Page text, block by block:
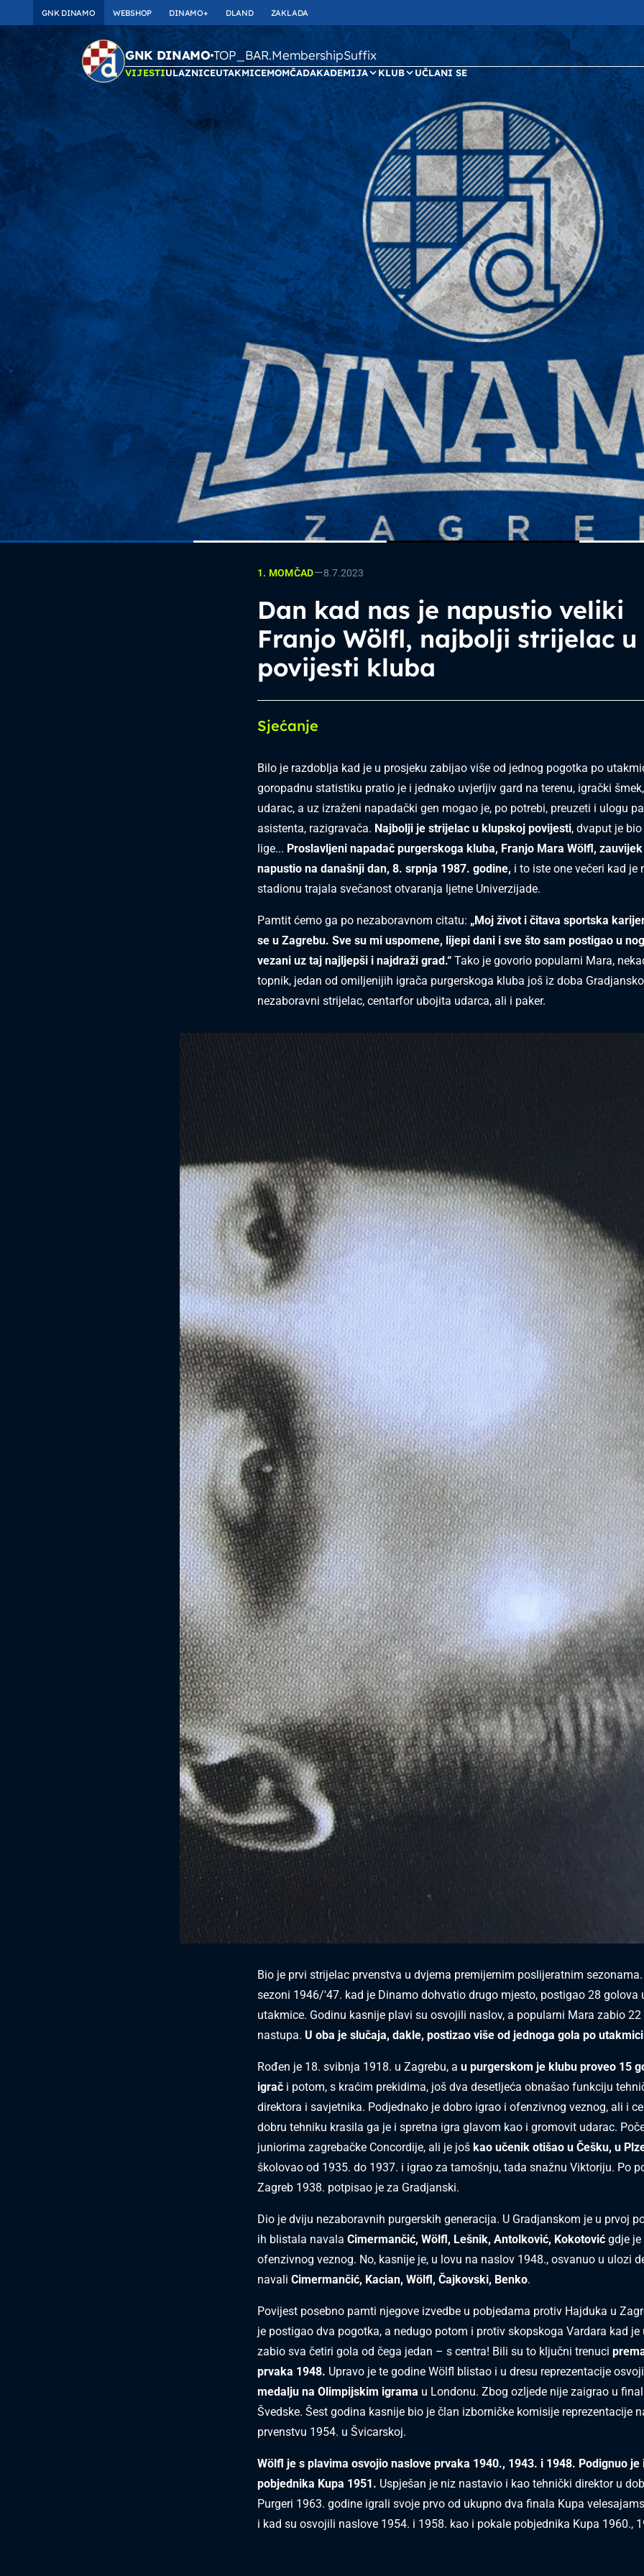
GNK DINAMO WEBSHOP DINAMO+ DLAND ZAKLADA
GNK DINAMO TOP_BAR.MembershipSuffix
VIJESTIULAZNICEUTAKMICEMOMČADAKADEMIJA KLUB UČLANI SE
1. MOMČAD—8.7.2023
Dan kad nas je napustio veliki
Franjo Wölfl, najbolji strijelac u
povijesti kluba
Sjećanje
Bilo je razdoblja kad je u prosjeku zabijao više od jednog pogotka po
goropadnu statistiku pratio je i jednako uvjerljiv gard na terenu, igrački
udarac, a uz izraženi napadački gen mogao je, po potrebi, preuzeti i ulogu
asistenta, razigravača. Najbolji je strijelac u klupskoj povijesti, dvaput je
lige... Proslavljeni napadač purgerskoga kluba, Franjo Mara Wölfl,
napustio na današnji dan, 8. srpnja 1987. godine, i to iste one večeri kad je
stadionu trajala svečanost otvaranja ljetne Univerzijade.
Pamtit ćemo ga po nezaboravnom citatu: „Moj život i čitava sportska
se u Zagrebu. Sve su mi uspomene, lijepi dani i sve što sam postigao u
vezani uz taj najljepši i najdraži grad.“ Tako je govorio popularni Mara,
topnik, jedan od omiljenijih igrača purgerskoga kluba još iz doba
nezaboravni strijelac, centarfor ubojita udarca, ali i paker.
Bio je prvi strijelac prvenstva u dvjema premijernim poslijeratnim sezonama.
sezoni 1946/'47. kad je Dinamo dohvatio drugo mjesto, postigao 28 golova
utakmice. Godinu kasnije plavi su osvojili naslov, a popularni Mara zabio
nastupa. U oba je slučaja, dakle, postizao više od jednoga gola po
Rođen je 18. svibnja 1918. u Zagrebu, a u purgerskom je klubu proveo 15
igrač i potom, s kraćim prekidima, još dva desetljeća obnašao funkciju
direktora i savjetnika. Podjednako je dobro igrao i ofenzivnog veznog, ali i
dobru tehniku krasila ga je i spretna igra glavom kao i gromovit udarac.
juniorima zagrebačke Concordije, ali je još kao učenik otišao u Češku, u
školovao od 1935. do 1937. i igrao za tamošnju, tada snažnu Viktoriju. Po
Zagreb 1938. potpisao je za Gradjanski.
Dio je dviju nezaboravnih purgerskih generacija. U Gradjanskom je u prvoj
ih blistala navala Cimermančić, Wölfl, Lešnik, Antolković, Kokotović gdje
ofenzivnog veznog. No, kasnije je, u lovu na naslov 1948., osvanuo u ulozi
navali Cimermančić, Kacian, Wölfl, Čajkovski, Benko.
Povijest posebno pamti njegove izvedbe u pobjedama protiv Hajduka u
je postigao dva pogotka, a nedugo potom i protiv skopskoga Vardara kad je
zabio sva četiri gola od čega jedan – s centra! Bili su to ključni trenuci
prvaka 1948. Upravo je te godine Wölfl blistao i u dresu reprezentacije
medalju na Olimpijskim igrama u Londonu. Zbog ozljede nije zaigrao u
Švedske. Šest godina kasnije bio je član izborničke komisije reprezentacije
prvenstvu 1954. u Švicarskoj.
Wölfl je s plavima osvojio naslove prvaka 1940., 1943. i 1948. Podignuo je
pobjednika Kupa 1951. Uspješan je niz nastavio i kao tehnički direktor u
Purgeri 1963. godine igrali svoje prvo od ukupno dva finala Kupa
i kad su osvojili naslove 1954. i 1958. kao i pokale pobjednika Kupa 1960.,